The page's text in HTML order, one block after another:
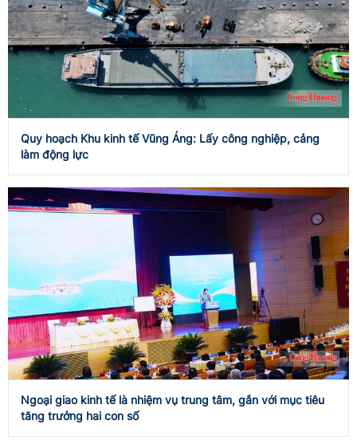
Quy hoạch Khu kinh tế Vũng Áng: Lấy công nghiệp, cảng
làm động lực
Ngoại giao kinh tế là nhiệm vụ trung tâm, gắn với mục tiêu
tăng trưởng hai con số